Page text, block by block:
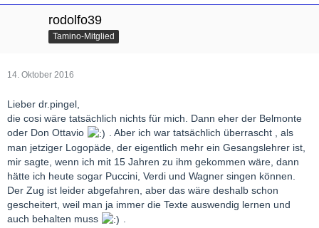
rodolfo39
Tamino-Mitglied
14. Oktober 2016
Lieber dr.pingel,
die cosi wäre tatsächlich nichts für mich. Dann eher der Belmonte
oder Don Ottavio
. Aber ich war tatsächlich überrascht , als
man jetziger Logopäde, der eigentlich mehr ein Gesangslehrer ist,
mir sagte, wenn ich mit 15 Jahren zu ihm gekommen wäre, dann
hätte ich heute sogar Puccini, Verdi und Wagner singen können.
Der Zug ist leider abgefahren, aber das wäre deshalb schon
gescheitert, weil man ja immer die Texte auswendig lernen und
auch behalten muss